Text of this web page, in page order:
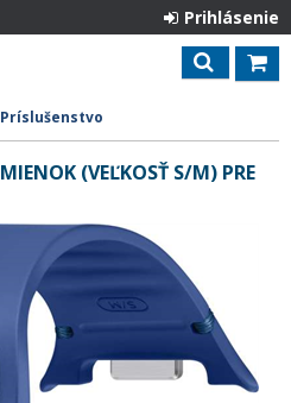
Prihlásenie
Príslušenstvo
(VEĽKOSŤ S/M) PRE